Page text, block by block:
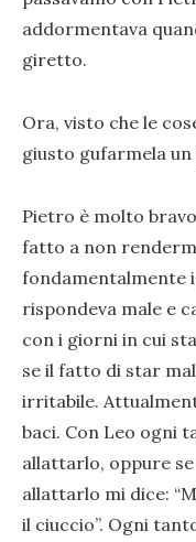
addormentava
giretto.
Ora, visto che le
giusto gufarmela un
Pietro è molto
fatto a non
fondamentalmente
rispondeva male e
con i giorni in cui
se il fatto di star
irritabile.
baci. Con Leo ogni
allattarlo, oppure se
allattarlo mi dice:
il ciuccio”. Ogni